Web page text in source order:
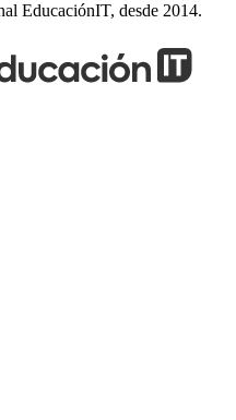
EducaciónIT, desde 2014.